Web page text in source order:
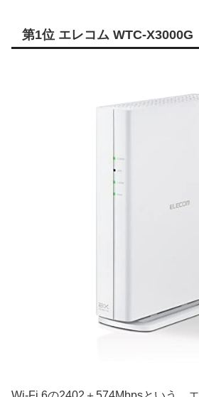
第1位 エレコム WTC-X3000G